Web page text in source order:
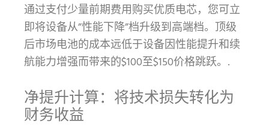
通过支付少量前期费用购买优质电芯，您可立
即将设备从”性能下降”档升级到高端档。顶级
后市场电池的成本远低于设备因性能提升和续
航能力增强而带来的$100至$150价格跳跃。.
净提升计算：将技术损失转化为
财务收益